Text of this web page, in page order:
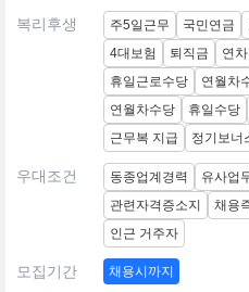
복리후생 주5일근무 국민연금
4대보험
퇴직금 연차
휴일근로수당
연월차
연월차수당
휴일수당
근무복 지급
정기보너
우대조건 동종업계경력
유사업
관련자격증소지
채용
인근 거주자
모집기간 채용시까지